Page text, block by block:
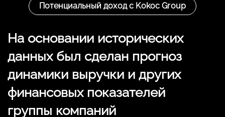
Потенциальный доход с Kokoc Group
На основании исторических
данных был сделан прогноз
динамики выручки и других
финансовых показателей
группы компаний